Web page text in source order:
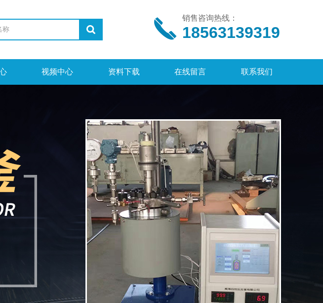
销售咨询热线：
18563139319
视频中心 资料下载 在线留言 联系我们